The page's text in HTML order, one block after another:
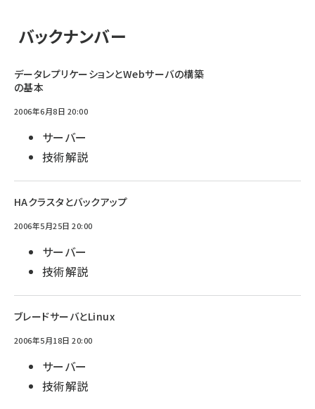
バックナンバー
データレプリケーションとWebサーバの構築
の基本
2006年6月8日 20:00
サーバー
技術解説
HAクラスタとバックアップ
2006年5月25日 20:00
サーバー
技術解説
ブレードサーバとLinux
2006年5月18日 20:00
サーバー
技術解説